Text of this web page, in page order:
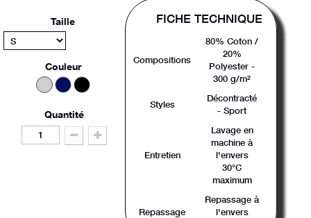
Taille
Couleur
Quantité
FICHE TECHNIQUE
Compositions
80% Coton /
20%
Polyester -
300 g/m²
Styles
Décontracté
- Sport
Entretien
Lavage en
machine à
l'envers
30°C
maximum
Repassage
Repassage à
l'envers